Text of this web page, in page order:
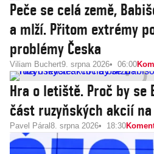
Peče se celá země,
a mlží. Přitom extrémy
problémy Česka
Viliam Buchert9. srpna 2026 06:00
Hra o letiště. Proč by se
část ruzyňských akcií
Pavel Páral 8. srpna 2026 18:30